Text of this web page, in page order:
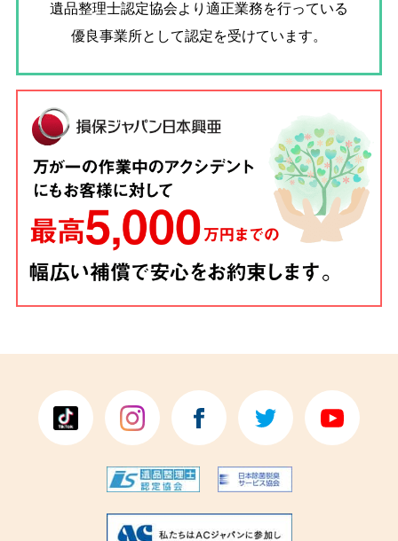
遺品整理士認定協会より適正業務を行っている
優良事業所として認定を受けています。